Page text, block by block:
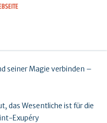
seiner Magie verbinden –
das Wesentliche ist für die
Exupéry